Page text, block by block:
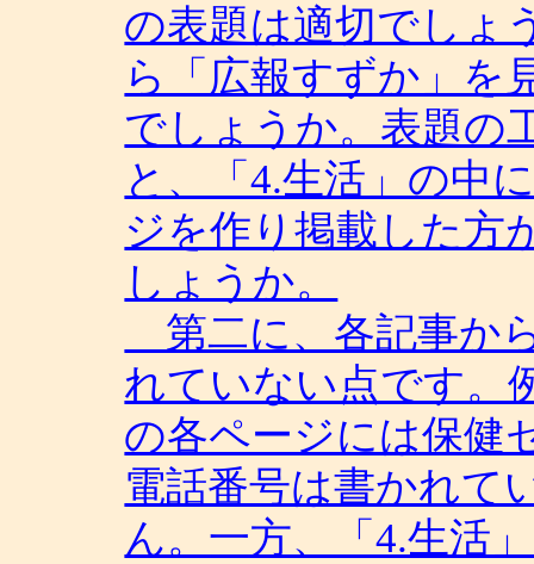
の表題は適切でしょ
ら「広報すずか」を
でしょうか。表題の
と、「4.生活」の中
ジを作り掲載した方
しょうか。
第二に、各記事か
れていない点です。
の各ページには保健
電話番号は書かれて
ん。一方、「4.生活